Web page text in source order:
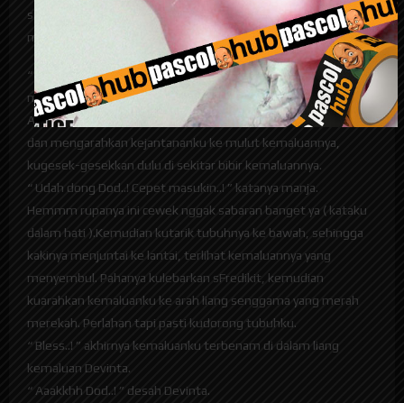
sebelumnya aku tidak pernah. Aku masih saja menjilati dan
menyedot Itilnya.
“ Dod..! Masukin Dod..! Masukin..! ” pinta dia dengan wajah
memerah menahan nafsu.
Aku yang dari tadi memang sudah menahan nafsu, lalu bangkit
dan mengarahkan kejantananku ke mulut kemaluannya,
kugesek-gesekkan dulu di sekitar bibir kemaluannya.
“ Udah dong Dod..! Cepet masukin..! ” katanya manja.
Hemmm rupanya ini cewek nggak sabaran banget ya ( kataku
dalam hati ).Kemudian kutarik tubuhnya ke bawah, sehingga
kakinya menjuntai ke lantai, terlihat kemaluannya yang
menyembul. Pahanya kulebarkan sFredikit, kemudian
kuarahkan kemaluanku ke arah liang senggama yang merah
merekah. Perlahan tapi pasti kudorong tubuhku.
“ Bless..! ” akhirnya kemaluanku terbenam di dalam liang
kemaluan Devinta.
“ Aaakkhh Dod..! ” desah Devinta.